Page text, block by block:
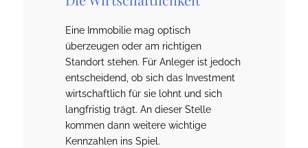
Eine Immobilie mag optisch
überzeugen oder am richtigen
Standort stehen. Für Anleger ist jedoch
entscheidend, ob sich das Investment
wirtschaftlich für sie lohnt und sich
langfristig trägt. An dieser Stelle
kommen dann weitere wichtige
Kennzahlen ins Spiel.